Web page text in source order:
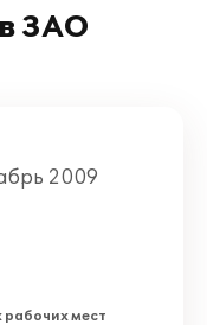
ЗАО
2009
мест